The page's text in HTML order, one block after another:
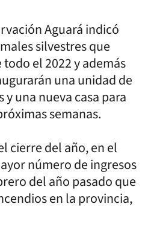
Aguará indicó
silvestres que
el 2022 y además
una unidad de
una nueva casa para
semanas.
cierre del año, en el
número de ingresos
del año pasado que
en la provincia,